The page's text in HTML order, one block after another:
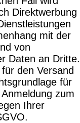
Direktwerbung
mit der
von
Daten an Dritte.
den Versand
für
zum
Ihrer